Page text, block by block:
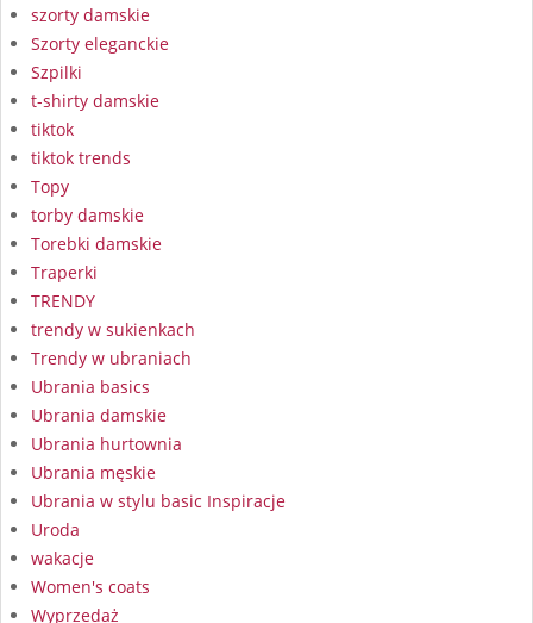
szorty damskie
Szorty eleganckie
Szpilki
t-shirty damskie
tiktok
tiktok trends
Topy
torby damskie
Torebki damskie
Traperki
TRENDY
trendy w sukienkach
Trendy w ubraniach
Ubrania basics
Ubrania damskie
Ubrania hurtownia
Ubrania męskie
Ubrania w stylu basic Inspiracje
Uroda
wakacje
Women's coats
Wyprzedaż